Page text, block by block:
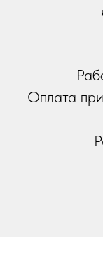
Оплата